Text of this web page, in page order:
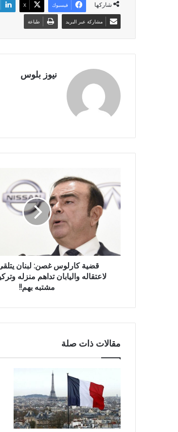
شاركها فيسبوك X
مشاركة عبر البريد طباعة
نيوز بلوس
قضية كارلوس غصن: لبنان
لاعتقاله واليابان تداهم منزله
مشتبه بهم!!
مقالات ذات صلة